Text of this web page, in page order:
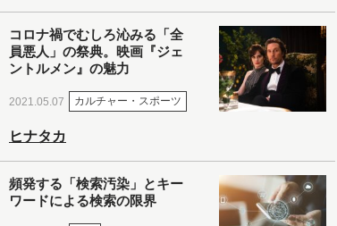
コロナ禍でむしろ沁みる「全
員悪人」の祭典。映画『ジェ
ントルメン』の魅力
2021.05.07 カルチャー・スポーツ
ヒナタカ
頻発する「検索汚染」とキー
ワードによる検索の限界